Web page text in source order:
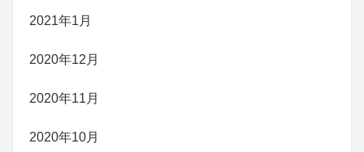
2021年1月
2020年12月
2020年11月
2020年10月